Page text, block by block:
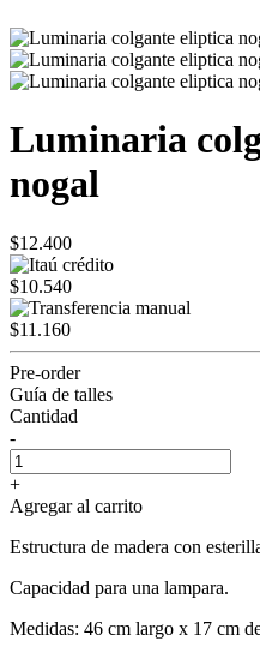
Luminaria
nogal
$12.400
$10.540
$11.160
Pre-order
Guía de talles
Cantidad
-
+
Agregar al carrito
Estructura de madera con
Capacidad para una lampara.
Medidas: 46 cm largo x 17 cm